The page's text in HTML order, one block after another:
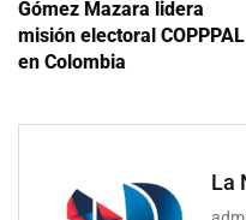
Gómez Mazara lidera
misión electoral COPPPAL
en Colombia
La